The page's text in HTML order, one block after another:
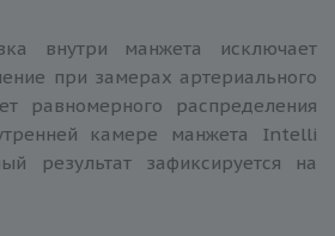
внутри манжета исключает
при замерах артериального
равномерного распределения
камере манжета Intelli
результат зафиксируется на